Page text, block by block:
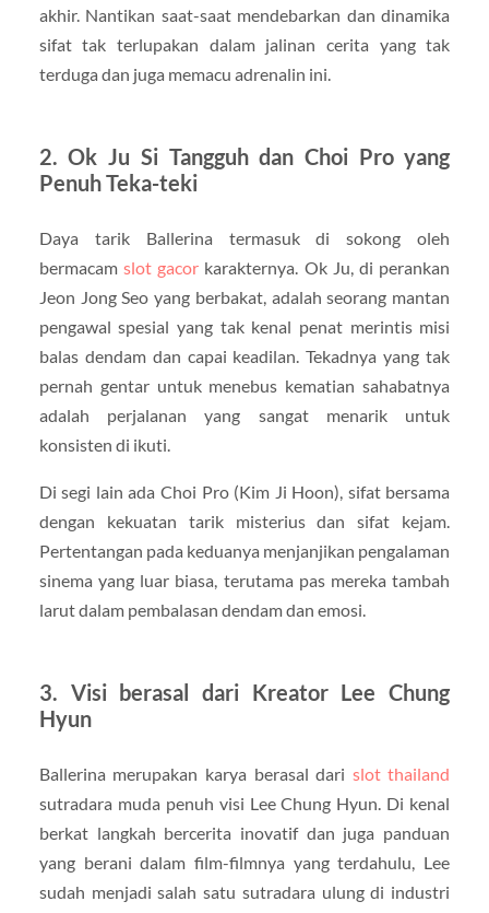
akhir. Nantikan saat-saat mendebarkan dan dinamika
sifat tak terlupakan dalam jalinan cerita yang tak
terduga dan juga memacu adrenalin ini.
2. Ok Ju Si Tangguh dan Choi Pro yang
Penuh Teka-teki
Daya tarik Ballerina termasuk di sokong oleh
bermacamslot gacor karakternya. Ok Ju, di perankan
Jeon Jong Seo yang berbakat, adalah seorang mantan
pengawal spesial yang tak kenal penat merintis misi
balas dendam dan capai keadilan. Tekadnya yang tak
pernah gentar untuk menebus kematian sahabatnya
adalah perjalanan yang sangat menarik untuk
konsisten di ikuti.
Di segi lain ada Choi Pro (Kim Ji Hoon), sifat bersama
dengan kekuatan tarik misterius dan sifat kejam.
Pertentangan pada keduanya menjanjikan pengalaman
sinema yang luar biasa, terutama pas mereka tambah
larut dalam pembalasan dendam dan emosi.
3. Visi berasal dari Kreator Lee Chung
Hyun
Ballerina merupakan karya berasal dari slot thailand
sutradara muda penuh visi Lee Chung Hyun. Di kenal
berkat langkah bercerita inovatif dan juga panduan
yang berani dalam film-filmnya yang terdahulu, Lee
sudah menjadi salah satu sutradara ulung di industri